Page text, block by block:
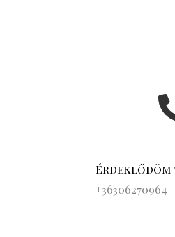
+36306270964